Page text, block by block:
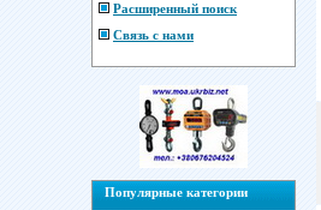
Расширенный поиск
Связь с нами
Популярные категории